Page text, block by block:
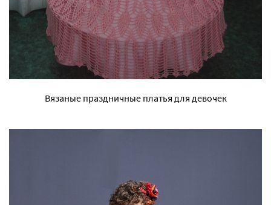
Вязаные праздничные платья для девочек